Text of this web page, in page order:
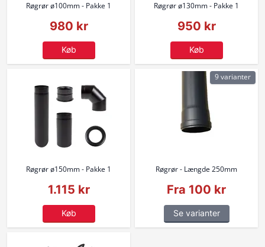
Røgrør ø100mm - Pakke 1
980 kr
Køb
Røgrør ø130mm - Pakke 1
950 kr
Køb
Røgrør ø150mm - Pakke 1
1.115 kr
Køb
Røgrør - Længde 250mm
Fra 100 kr
Se varianter
9 varianter